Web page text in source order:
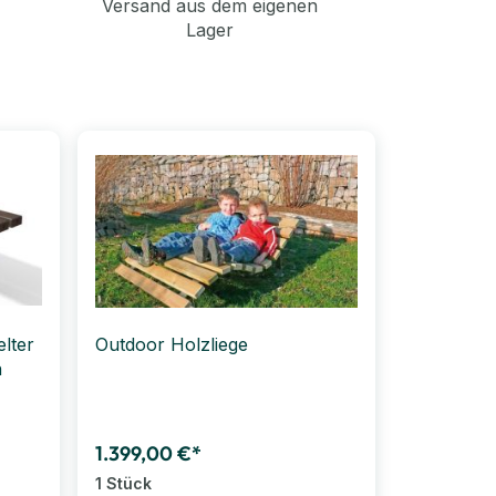
Versand aus dem eigenen
Lager
Outdoor Holzliege
1.399,00 €*
1 Stück